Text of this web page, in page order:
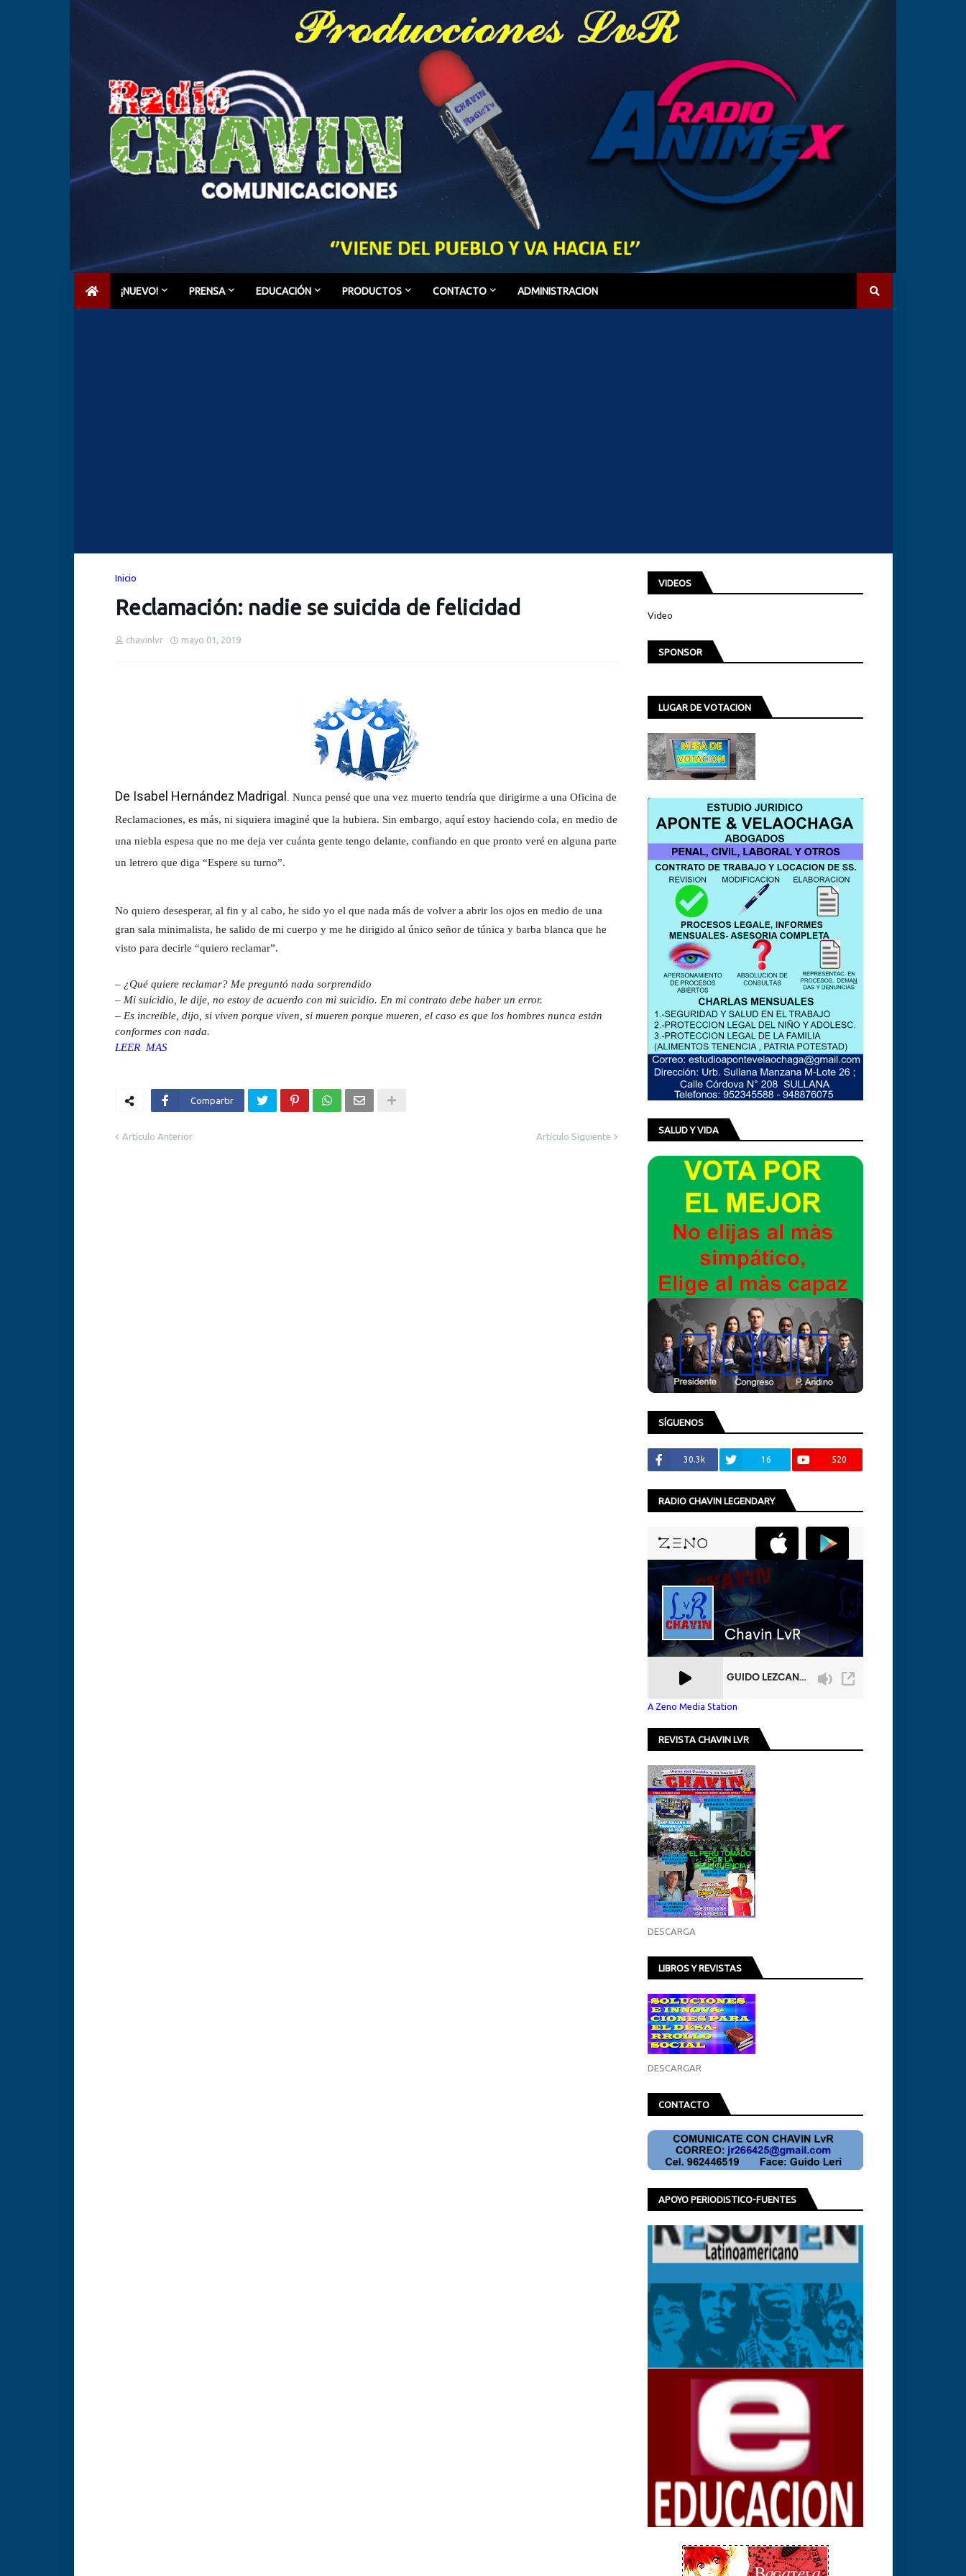
¡NUEVO! PRENSA EDUCACIÓN PRODUCTOS CONTACTO ADMINISTRACION
Inicio
Reclamación: nadie se suicida de felicidad
chavinlvr mayo 01, 2019
De Isabel Hernández Madrigal . Nunca pensé que una vez muerto tendría que dirigirme a una Oficina de
Reclamaciones, es más, ni siquiera imaginé que la hubiera. Sin embargo, aquí estoy haciendo cola, en medio de
una niebla espesa que no me deja ver cuánta gente tengo delante, confiando en que pronto veré en alguna parte
un letrero que diga “Espere su turno”.
No quiero desesperar, al fin y al cabo, he sido yo el que nada más de volver a abrir los ojos en medio de una
gran sala minimalista, he salido de mi cuerpo y me he dirigido al único señor de túnica y barba blanca que he
visto para decirle “quiero reclamar”.
– ¿Qué quiere reclamar? Me preguntó nada sorprendido
– Mi suicidio, le dije, no estoy de acuerdo con mi suicidio. En mi contrato debe haber un error.
– Es increíble, dijo, si viven porque viven, si mueren porque mueren, el caso es que los hombres nunca están
conformes con nada.
LEER MAS
Compartir
Artículo Anterior Artículo Siguiente
VIDEOS
Video
SPONSOR
LUGAR DE VOTACION
SALUD Y VIDA
SÍGUENOS
30.3k 16 520
RADIO CHAVIN LEGENDARY
A Zeno Media Station
REVISTA CHAVIN LVR
DESCARGA
LIBROS Y REVISTAS
DESCARGAR
CONTACTO
APOYO PERIODISTICO-FUENTES